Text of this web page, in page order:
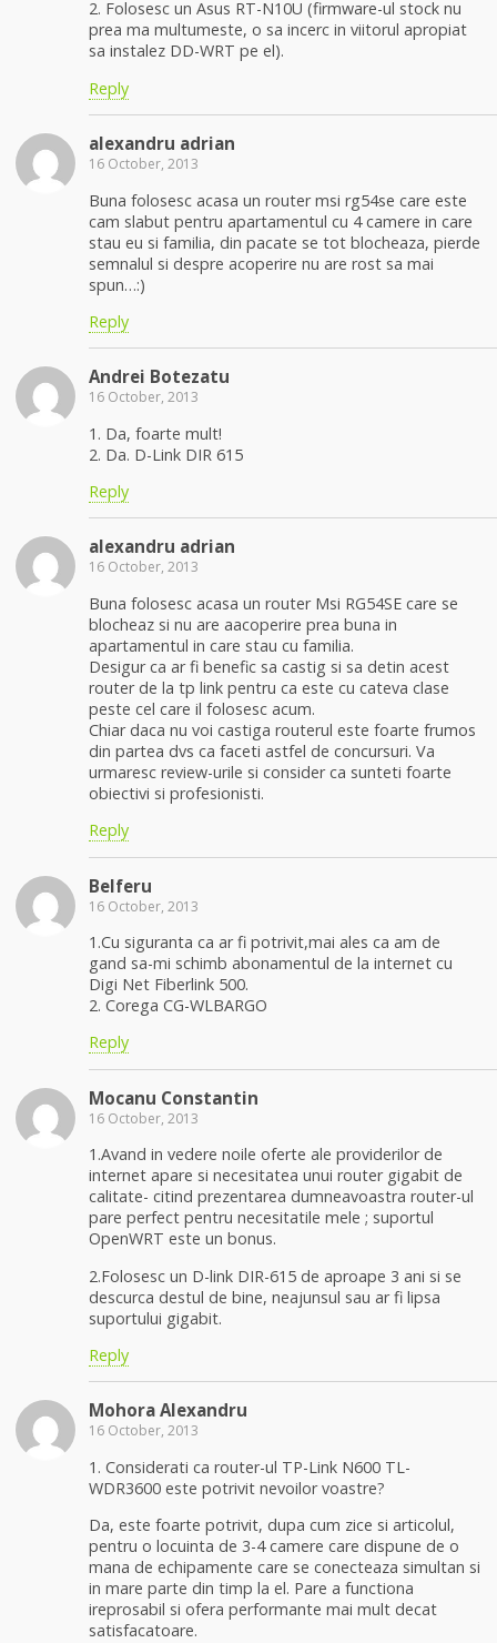
2. Folosesc un Asus RT-N10U (firmware-ul stock nu
prea ma multumeste, o sa incerc in viitorul apropiat
sa instalez DD-WRT pe el).
Reply
alexandru adrian
16 October, 2013
Buna folosesc acasa un router msi rg54se care este
cam slabut pentru apartamentul cu 4 camere in care
stau eu si familia, din pacate se tot blocheaza, pierde
semnalul si despre acoperire nu are rost sa mai
spun…:)
Reply
Andrei Botezatu
16 October, 2013
1. Da, foarte mult!
2. Da. D-Link DIR 615
Reply
alexandru adrian
16 October, 2013
Buna folosesc acasa un router Msi RG54SE care se
blocheaz si nu are aacoperire prea buna in
apartamentul in care stau cu familia.
Desigur ca ar fi benefic sa castig si sa detin acest
router de la tp link pentru ca este cu cateva clase
peste cel care il folosesc acum.
Chiar daca nu voi castiga routerul este foarte frumos
din partea dvs ca faceti astfel de concursuri. Va
urmaresc review-urile si consider ca sunteti foarte
obiectivi si profesionisti.
Reply
Belferu
16 October, 2013
1.Cu siguranta ca ar fi potrivit,mai ales ca am de
gand sa-mi schimb abonamentul de la internet cu
Digi Net Fiberlink 500.
2. Corega CG-WLBARGO
Reply
Mocanu Constantin
16 October, 2013
1.Avand in vedere noile oferte ale providerilor de
internet apare si necesitatea unui router gigabit de
calitate- citind prezentarea dumneavoastra router-ul
pare perfect pentru necesitatile mele ; suportul
OpenWRT este un bonus.
2.Folosesc un D-link DIR-615 de aproape 3 ani si se
descurca destul de bine, neajunsul sau ar fi lipsa
suportului gigabit.
Reply
Mohora Alexandru
16 October, 2013
1. Considerati ca router-ul TP-Link N600 TL-
WDR3600 este potrivit nevoilor voastre?
Da, este foarte potrivit, dupa cum zice si articolul,
pentru o locuinta de 3-4 camere care dispune de o
mana de echipamente care se conecteaza simultan si
in mare parte din timp la el. Pare a functiona
ireprosabil si ofera performante mai mult decat
satisfacatoare.